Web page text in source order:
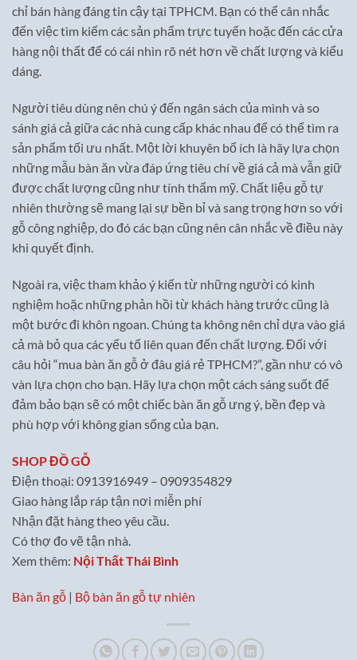
chỉ bán hàng đáng tin cậy tại TPHCM. Bạn có thể cân nhắc
đến việc tìm kiếm các sản phẩm trực tuyến hoặc đến các cửa
hàng nội thất để có cái nhìn rõ nét hơn về chất lượng và kiểu
dáng.
Người tiêu dùng nên chú ý đến ngân sách của mình và so
sánh giá cả giữa các nhà cung cấp khác nhau để có thể tìm ra
sản phẩm tối ưu nhất. Một lời khuyên bổ ích là hãy lựa chọn
những mẫu bàn ăn vừa đáp ứng tiêu chí về giá cả mà vẫn giữ
được chất lượng cũng như tính thẩm mỹ. Chất liệu gỗ tự
nhiên thường sẽ mang lại sự bền bỉ và sang trọng hơn so với
gỗ công nghiệp, do đó các bạn cũng nên cân nhắc về điều này
khi quyết định.
Ngoài ra, việc tham khảo ý kiến từ những người có kinh
nghiệm hoặc những phản hồi từ khách hàng trước cũng là
một bước đi khôn ngoan. Chúng ta không nên chỉ dựa vào giá
cả mà bỏ qua các yếu tố liên quan đến chất lượng. Đối với
câu hỏi “mua bàn ăn gỗ ở đâu giá rẻ TPHCM?”, gần như có vô
vàn lựa chọn cho bạn. Hãy lựa chọn một cách sáng suốt để
đảm bảo bạn sẽ có một chiếc bàn ăn gỗ ưng ý, bền đẹp và
phù hợp với không gian sống của bạn.
SHOP ĐỒ GỖ
Điện thoại: 0913916949 – 0909354829
Giao hàng lắp ráp tận nơi miễn phí
Nhận đặt hàng theo yêu cầu.
Có thợ đo vẽ tận nhà.
Xem thêm: Nội Thất Thái Bình
Bàn ăn gỗ | Bộ bàn ăn gỗ tự nhiên